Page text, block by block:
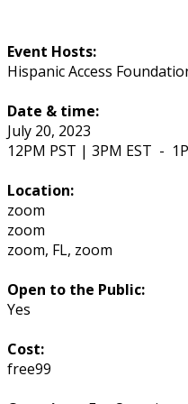
Event Hosts:
Hispanic Access
Date & time:
July 20, 2023
12PM PST | 3PM EST -
Location:
zoom
zoom
zoom, FL, zoom
Open to the Public:
Yes
Cost:
free99